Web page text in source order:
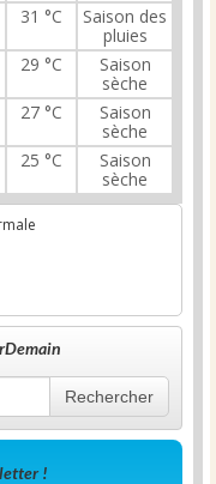
31 °C
Saison des
pluies
29 °C
Saison
sèche
27 °C
Saison
sèche
25 °C
Saison
sèche
Rechercher
!